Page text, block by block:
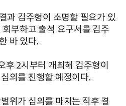
과 김주형이 소명할 필요가 있
부하고 출석 요구서를 김주
바 있다.
후 2시부터 개최해 김주형이
의를 진행할 예정이다.
위가 심의를 마치는 직후 결